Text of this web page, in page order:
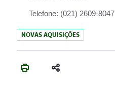
Telefone: (021) 2609-8047
NOVAS AQUISIÇÕES